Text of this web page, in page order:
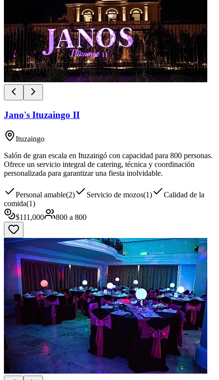
Jano's Ituzaingo II
Ituzaingo
Salón de gran escala en Ituzaingó con capacidad para 800 personas.
Ofrece un servicio integral de catering, técnica y coordinación
personalizada para garantizar una fiesta inolvidable.
Personal amable(2) Servicio de mozos(1)
Calidad de la
comida(1)
$111,000 800 a 800